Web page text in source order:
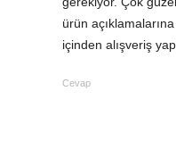
ürün
içinden alışveriş
Cevap